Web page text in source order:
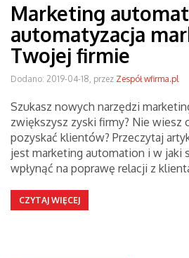
Marketing
automatyzacja
Twojej firmie
Dodano: 2019-04-18, przez Zespół wfirma.pl
Szukasz nowych narzędzi
zwiększysz zyski firmy? Nie wiesz
pozyskać klientów? Przeczytaj
jest marketing automation i w jaki
wpłynąć na poprawę relacji z
CZYTAJ WIĘCEJ